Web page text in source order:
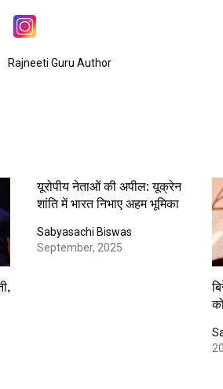
Rajneeti Guru Author
यूरोपीय नेताओं की अपील: यूक्रेन
शांति में भारत निभाए अहम भूमिका
Sabyasachi Biswas
September, 2025